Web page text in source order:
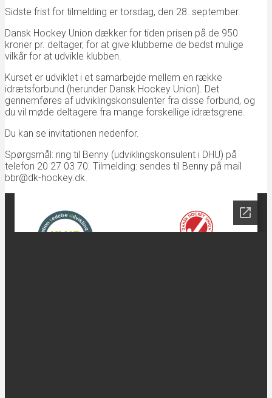
Sidste frist for tilmelding er torsdag, den 28. september.
Dansk Hockey Union dækker for tiden prisen på de 950
kroner pr. deltager, for at give klubberne de bedst mulige
vilkår for at udvikle klubben.
Kurset er udviklet i et samarbejde mellem en række
idrætsforbund (herunder Dansk Hockey Union). Det
gennemføres af udviklingskonsulenter fra disse forbund, og
du vil møde deltagere fra mange forskellige idrætsgrene.
Du kan se invitationen nedenfor.
Spørgsmål: ring til Benny (udviklingskonsulent i DHU) på
telefon 20 27 03 70. Tilmelding: sendes til Benny på mail
bbr@dk-hockey.dk.